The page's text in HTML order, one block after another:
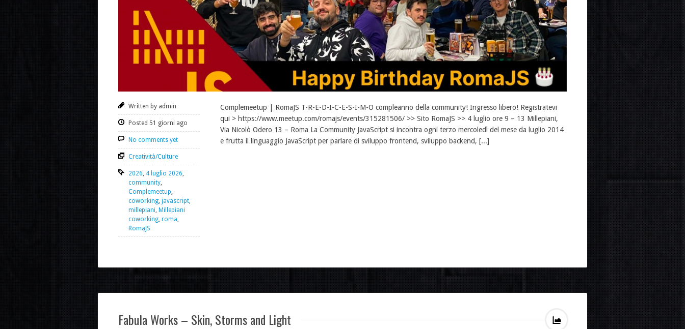
Written by admin
Posted 51 giorni ago
No comments yet
Creatività/Culture
2026 4 luglio 2026
community
Complemeetup
coworking javascript
millepiani Millepiani
coworking roma
RomaJS
Complemeetup | RomaJS T-R-E-D-I-C-E-S-I-M-O compleanno della community! Ingresso libero! Registratevi
qui > https://www.meetup.com/romajs/events/315281506/ >> Sito RomaJS >> 4 luglio ore 9 – 13 Millepiani,
Via Nicolò Odero 13 – Roma La Community JavaScript si incontra ogni terzo mercoledì del mese da luglio 2014
e frutta il linguaggio JavaScript per parlare di sviluppo frontend, sviluppo backend, [...]
Fabula Works – Skin, Storms and Light